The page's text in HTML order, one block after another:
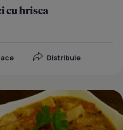
cu hrisca
Distribuie